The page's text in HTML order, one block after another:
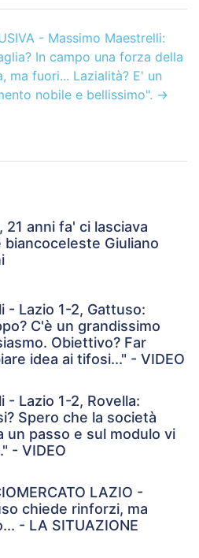
- Massimo Maestrelli:
In campo una forza della
ma fuori... Lazialità? E' un
nobile e bellissimo". →
21 anni fa' ci lasciava
biancoceleste Giuliano
- Lazio 1-2, Gattuso:
C'è un grandissimo
Obiettivo? Far
idea ai tifosi..." - VIDEO
- Lazio 1-2, Rovella:
Spero che la società
un passo e sul modulo vi
- VIDEO
LAZIO -
chiede rinforzi, ma
- LA SITUAZIONE